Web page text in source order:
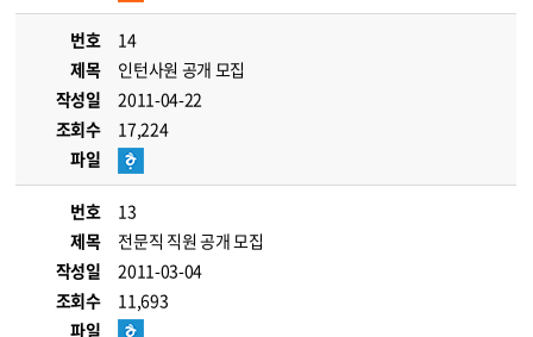
번호
14
제목
인턴사원 공개 모집
작성일
2011-04-22
조회수
17,224
파일
번호
13
제목
전문직 직원 공개 모집
작성일
2011-03-04
조회수
11,693
파일